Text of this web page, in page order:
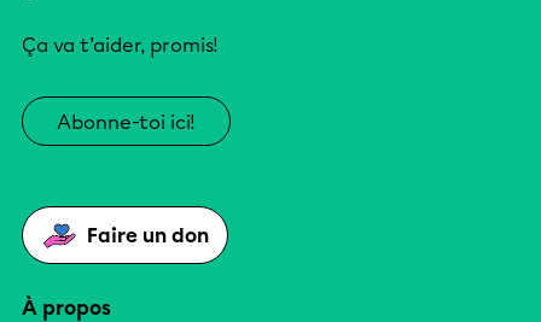
Ça va t’aider, promis!
Abonne-toi ici!
Faire un don
À propos